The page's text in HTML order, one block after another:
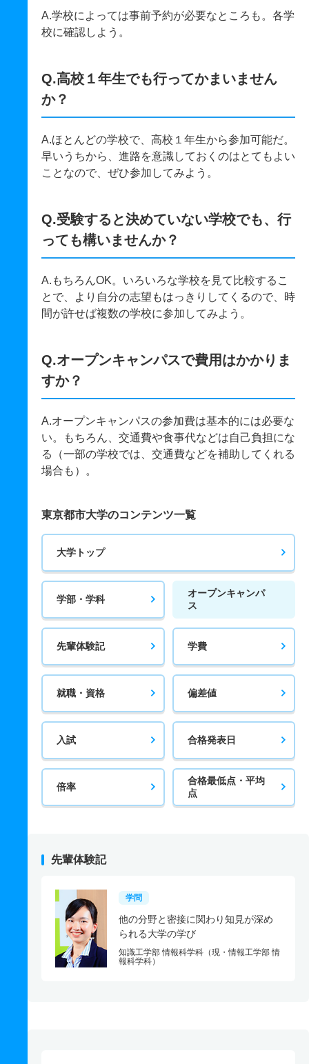
A.学校によっては事前予約が必要なところも。各学
校に確認しよう。
Q.高校１年生でも行ってかまいません
か？
A.ほとんどの学校で、高校１年生から参加可能だ。
早いうちから、進路を意識しておくのはとてもよい
ことなので、ぜひ参加してみよう。
Q.受験すると決めていない学校でも、行
っても構いませんか？
A.もちろんOK。いろいろな学校を見て比較するこ
とで、より自分の志望もはっきりしてくるので、時
間が許せば複数の学校に参加してみよう。
Q.オープンキャンパスで費用はかかりま
すか？
A.オープンキャンパスの参加費は基本的には必要な
い。もちろん、交通費や食事代などは自己負担にな
る（一部の学校では、交通費などを補助してくれる
場合も）。
東京都市大学のコンテンツ一覧
大学トップ
学部・学科
オープンキャンパ
ス
先輩体験記 学費
就職・資格 偏差値
入試 合格発表日
倍率
合格最低点・平均
点
先輩体験記
学問
他の分野と密接に関わり知見が深め
られる大学の学び
知識工学部 情報科学科（現・情報工学部 情
報科学科）